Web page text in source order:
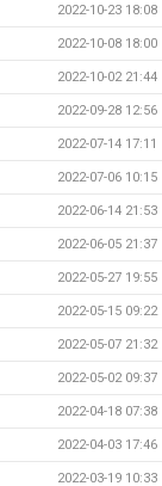
2022-10-23 18:08
2022-10-08 18:00
2022-10-02 21:44
2022-09-28 12:56
2022-07-14 17:11
2022-07-06 10:15
2022-06-14 21:53
2022-06-05 21:37
2022-05-27 19:55
2022-05-15 09:22
2022-05-07 21:32
2022-05-02 09:37
2022-04-18 07:38
2022-04-03 17:46
2022-03-19 10:33